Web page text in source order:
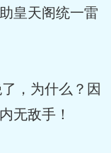
皇天阁统一雷
，为什么？因
无敌手！